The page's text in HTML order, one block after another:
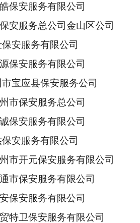
保安服务有限公司
安服务总公司金山区公司
安服务有限公司
保安服务有限公司
宝应县保安服务公司
市保安服务总公司
保安服务有限公司
安服务有限公司
市开元保安服务有限公司
市保安服务有限公司
保安服务有限公司
特卫保安服务有限公司